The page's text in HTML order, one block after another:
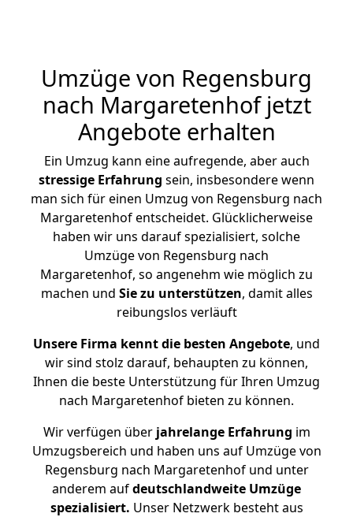
Umzüge von Regensburg
nach Margaretenhof jetzt
Angebote erhalten
Ein Umzug kann eine aufregende, aber auch
stressige Erfahrung sein, insbesondere wenn
man sich für einen Umzug von Regensburg nach
Margaretenhof entscheidet. Glücklicherweise
haben wir uns darauf spezialisiert, solche
Umzüge von Regensburg nach
Margaretenhof, so angenehm wie möglich zu
machen und Sie zu unterstützen, damit alles
reibungslos verläuft
Unsere Firma kennt die besten Angebote, und
wir sind stolz darauf, behaupten zu können,
Ihnen die beste Unterstützung für Ihren Umzug
nach Margaretenhof bieten zu können.
Wir verfügen überjahrelange Erfahrung im
Umzugsbereich und haben uns auf Umzüge von
Regensburg nach Margaretenhof und unter
anderem aufdeutschlandweite Umzüge
spezialisiert. Unser Netzwerk besteht aus